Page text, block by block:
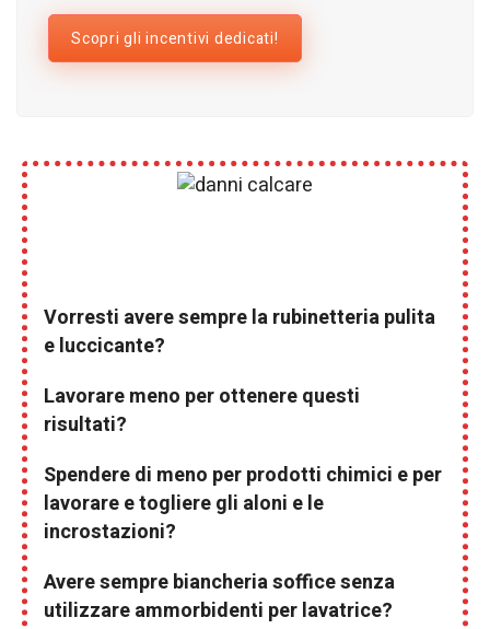
Scopri gli incentivi dedicati!
Vorresti avere sempre la rubinetteria pulita
e luccicante?
Lavorare meno per ottenere questi
risultati?
Spendere di meno per prodotti chimici e per
lavorare e togliere gli aloni e le
incrostazioni?
Avere sempre biancheria soffice senza
utilizzare ammorbidenti per lavatrice?